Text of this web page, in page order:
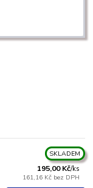
195,00 Kč/ks
161,16 Kč bez DPH
SKLADEM